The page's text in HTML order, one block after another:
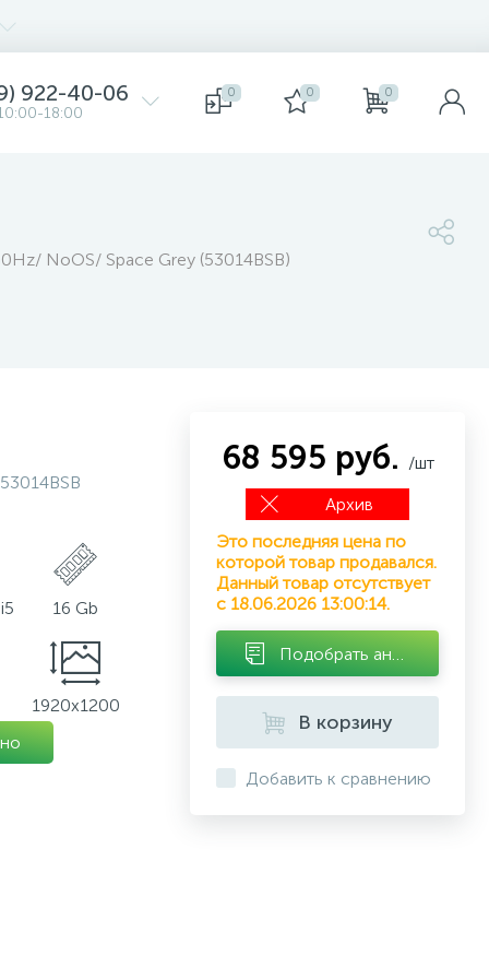
922-40-06
18:00
0 0 0
NoOS/ Space Grey (53014BSB)
53014BSB
16 Gb
1920x1200
68 595 руб. /шт
Архив
Это последняя цена по
которой товар продавался.
Данный товар отсутствует
с 18.06.2026 13:00:14.
В корзину
Добавить к сравнению